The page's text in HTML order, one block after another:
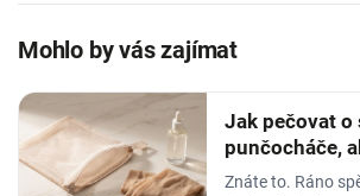
Mohlo by vás zajímat
Jak pečovat o
punčocháče,
Znáte to. Ráno